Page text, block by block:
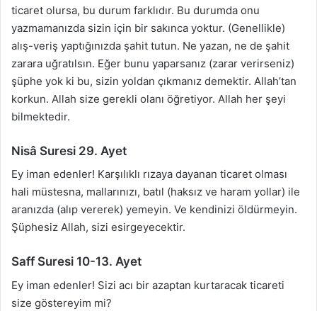
ticaret olursa, bu durum farklıdır. Bu durumda onu
yazmamanızda sizin için bir sakınca yoktur. (Genellikle)
alış-veriş yaptığınızda şahit tutun. Ne yazan, ne de şahit
zarara uğratılsın. Eğer bunu yaparsanız (zarar verirseniz)
şüphe yok ki bu, sizin yoldan çıkmanız demektir. Allah’tan
korkun. Allah size gerekli olanı öğretiyor. Allah her şeyi
bilmektedir.
Nisâ Suresi 29. Ayet
Ey iman edenler! Karşılıklı rızaya dayanan ticaret olması
hali müstesna, mallarınızı, batıl (haksız ve haram yollar) ile
aranızda (alıp vererek) yemeyin. Ve kendinizi öldürmeyin.
Şüphesiz Allah, sizi esirgeyecektir.
Saff Suresi 10-13. Ayet
Ey iman edenler! Sizi acı bir azaptan kurtaracak ticareti
size göstereyim mi?